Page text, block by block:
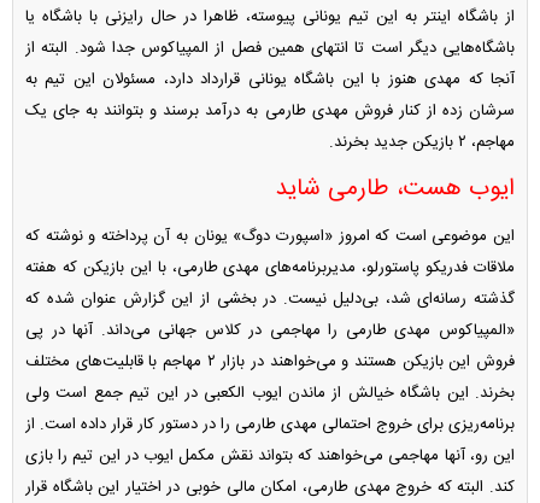
از باشگاه اینتر به این تیم یونانی پیوسته، ظاهرا در حال رایزنی با باشگاه یا
باشگاه‌هایی دیگر است تا انتهای همین فصل از المپیاکوس جدا شود. البته از
آنجا که مهدی هنوز با این باشگاه یونانی قرارداد دارد، مسئولان این تیم به
سرشان زده از کنار فروش مهدی طارمی به درآمد برسند و بتوانند به جای یک
مهاجم، ۲ بازیکن جدید بخرند.
ایوب هست، طارمی شاید
این موضوعی است که امروز «اسپورت دوگ» یونان به آن پرداخته و نوشته که
ملاقات فدریکو پاستورلو، مدیربرنامه‌های مهدی طارمی، با این بازیکن که هفته
گذشته رسانه‌ای شد، بی‌دلیل نیست. در بخشی از این گزارش عنوان شده که
«المپیاکوس مهدی طارمی را مهاجمی در کلاس جهانی می‌داند. آنها در پی
فروش این بازیکن هستند و می‌خواهند در بازار ۲ مهاجم با قابلیت‌های مختلف
بخرند. این باشگاه خیالش از ماندن ایوب الکعبی در این تیم جمع است ولی
برنامه‌ریزی برای خروج احتمالی مهدی طارمی را در دستور کار قرار داده است. از
این رو، آنها مهاجمی می‌خواهند که بتواند نقش مکمل ایوب در این تیم را بازی
کند. البته که خروج مهدی طارمی، امکان مالی خوبی در اختیار این باشگاه قرار